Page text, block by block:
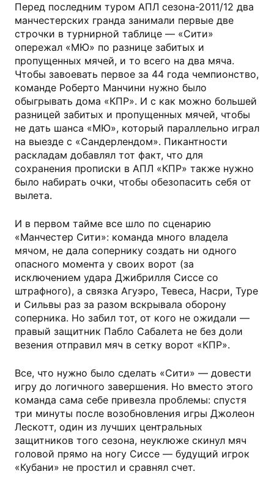
Перед последним туром АПЛ сезона-2011/12 два
манчестерских гранда занимали первые две
строчки в турнирной таблице — «Сити»
опережал «МЮ» по разнице забитых и
пропущенных мячей, и то всего на два мяча.
Чтобы завоевать первое за 44 года чемпионство,
команде Роберто Манчини нужно было
обыгрывать дома «КПР». И с как можно большей
разницей забитых и пропущенных мячей, чтобы
не дать шанса «МЮ», который параллельно играл
на выезде с «Сандерлендом». Пикантности
раскладам добавлял тот факт, что для
сохранения прописки в АПЛ «КПР» также нужно
было набирать очки, чтобы обезопасить себя от
вылета.
И в первом тайме все шло по сценарию
«Манчестер Сити»: команда много владела
мячом, не дала сопернику создать ни одного
опасного момента у своих ворот (за
исключением удара Джибрилля Сиссе со
штрафного), а связка Агуэро, Тевеса, Насри, Туре
и Сильвы раз за разом вскрывала оборону
соперника. Но забил тот, от кого не ожидали —
правый защитник Пабло Сабалета не без доли
везения отправил мяч в сетку ворот «КПР».
Все, что нужно было сделать «Сити» — довести
игру до логичного завершения. Но вместо этого
команда сама себе привезла проблемы: спустя
три минуты после возобновления игры Джолеон
Лескотт, один из лучших центральных
защитников того сезона, неуклюже скинул мяч
головой прямо на ногу Сиссе — будущий игрок
«Кубани» не простил и сравнял счет.